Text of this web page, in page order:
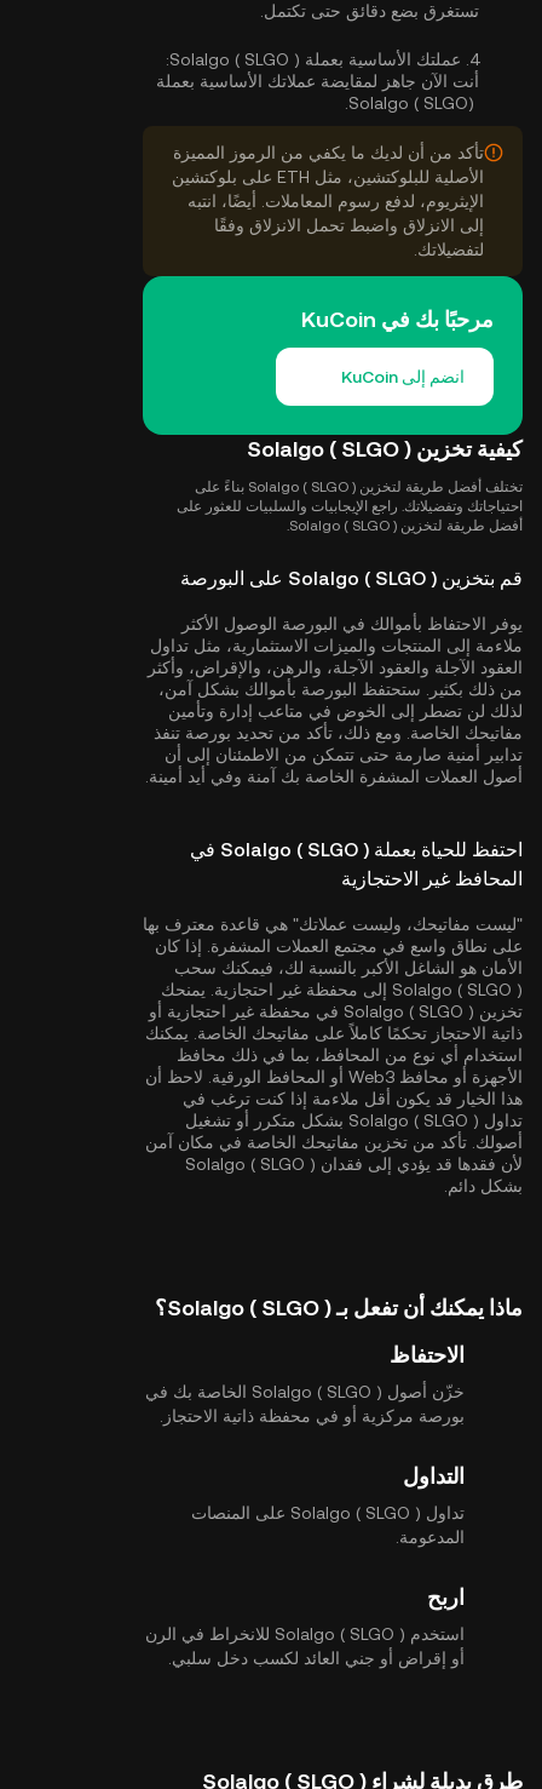
تستغرق بضع دقائق حتى تكتمل.
4. عملتك الأساسية بعملة Solalgo ( SLGO ):
أنت الآن جاهز لمقايضة عملاتك الأساسية بعملة
تأكد من أن لديك ما يكفي من الرموز المميزة
الأصلية للبلوكتشين، مثل ETH على بلوكتشين
الإيثريوم، لدفع رسوم المعاملات. أيضًا، انتبه
إلى الانزلاق واضبط تحمل الانزلاق وفقًا
لتفضيلاتك.
مرحبًا بك في KuCoin
انضم إلى KuCoin
كيفية تخزين Solalgo ( SLGO )
تختلف أفضل طريقة لتخزين Solalgo ( SLGO ) بناءً على
احتياجاتك وتفضيلاتك. راجع الإيجابيات والسلبيات للعثور على
أفضل طريقة لتخزين Solalgo ( SLGO ).
قم بتخزين Solalgo ( SLGO ) على البورصة
يوفر الاحتفاظ بأموالك في البورصة الوصول الأكثر
ملاءمة إلى المنتجات والميزات الاستثمارية، مثل تداول
العقود الآجلة والعقود الآجلة، والرهن، والإقراض، وأكثر
من ذلك بكثير. ستحتفظ البورصة بأموالك بشكل آمن،
لذلك لن تضطر إلى الخوض في متاعب إدارة وتأمين
مفاتيحك الخاصة. ومع ذلك، تأكد من تحديد بورصة تنفذ
تدابير أمنية صارمة حتى تتمكن من الاطمئنان إلى أن
أصول العملات المشفرة الخاصة بك آمنة وفي أيد أمينة.
احتفظ للحياة بعملة Solalgo ( SLGO ) في
المحافظ غير الاحتجازية
"ليست مفاتيحك، وليست عملاتك" هي قاعدة معترف بها
على نطاق واسع في مجتمع العملات المشفرة. إذا كان
الأمان هو الشاغل الأكبر بالنسبة لك، فيمكنك سحب
Solalgo ( SLGO ) إلى محفظة غير احتجازية. يمنحك
تخزين Solalgo ( SLGO ) في محفظة غير احتجازية أو
ذاتية الاحتجاز تحكمًا كاملاً على مفاتيحك الخاصة. يمكنك
استخدام أي نوع من المحافظ، بما في ذلك محافظ
الأجهزة أو محافظ Web3 أو المحافظ الورقية. لاحظ أن
هذا الخيار قد يكون أقل ملاءمة إذا كنت ترغب في
تداول Solalgo ( SLGO ) بشكل متكرر أو تشغيل
أصولك. تأكد من تخزين مفاتيحك الخاصة في مكان آمن
لأن فقدها قد يؤدي إلى فقدان Solalgo ( SLGO )
بشكل دائم.
ماذا يمكنك أن تفعل بـ Solalgo ( SLGO )؟
الاحتفاظ
خزّن أصول Solalgo ( SLGO ) الخاصة بك في
بورصة مركزية أو في محفظة ذاتية الاحتجاز.
التداول
تداول Solalgo ( SLGO ) على المنصات
المدعومة.
اربح
استخدم Solalgo ( SLGO ) للانخراط في الرن
أو إقراض أو جني العائد لكسب دخل سلبي.
طرق بديلة لشراء Solalgo ( SLGO )